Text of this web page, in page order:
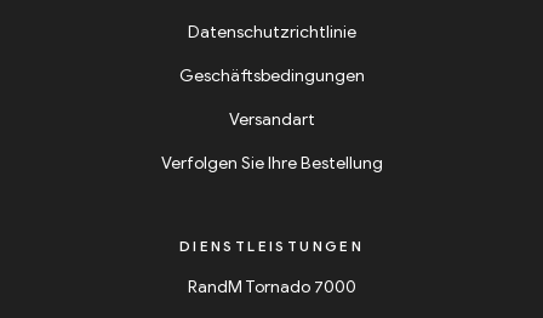
Datenschutzrichtlinie
Geschäftsbedingungen
Versandart
Verfolgen Sie Ihre Bestellung
DIENSTLEISTUNGEN
RandM Tornado 7000